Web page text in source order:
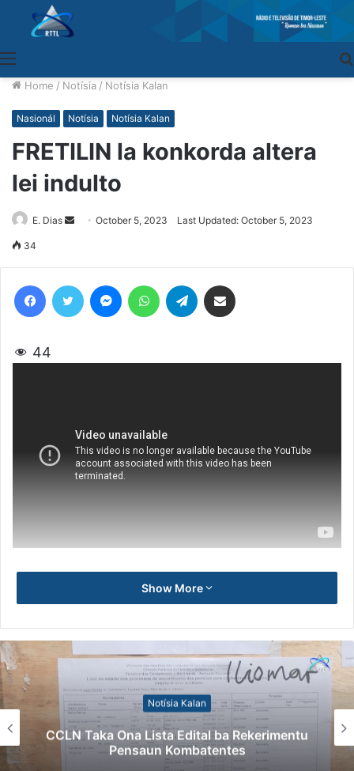
Home / Notísia / Notísia Kalan
Nasionál Notísia Notísia Kalan
FRETILIN la konkorda altera
lei indulto
E. Dias
SendOctober 5, 2023 Last Updated: October 5, 2023
34
44
Show More
Notísia Kalan
CCLN Taka Ona Lista Edital ba Rekerimentu
Pensaun Kombatentes